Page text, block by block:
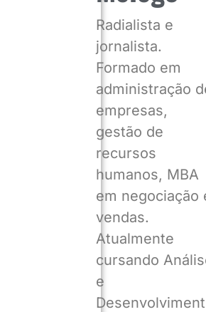
Radialista e
jornalista.
Formado em
administração
empresas,
gestão de
recursos
humanos, MBA
em negociação
vendas.
Atualmente
cursando
e